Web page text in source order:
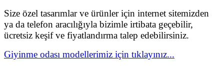
Size özel tasarımlar ve ürünler için internet sitemizden
ya da telefon aracılığıyla bizimle irtibata geçebilir,
ücretsiz keşif ve fiyatlandırma talep edebilirsiniz.
Giyinme odası modellerimiz için tıklayınız...